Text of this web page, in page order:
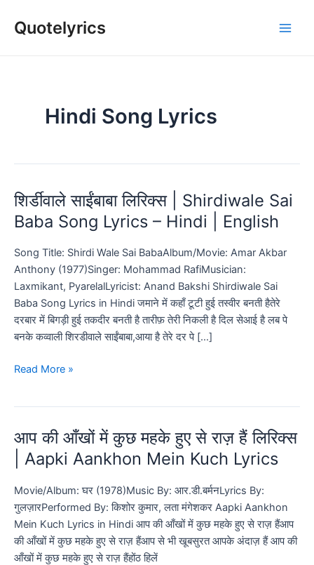
Quotelyrics
Hindi Song Lyrics
शिर्डीवाले साईंबाबा लिरिक्स | Shirdiwale Sai
Baba Song Lyrics – Hindi | English
Song Title: Shirdi Wale Sai BabaAlbum/Movie: Amar Akbar
Anthony (1977)Singer: Mohammad RafiMusician:
Laxmikant, PyarelalLyricist: Anand Bakshi Shirdiwale Sai
Baba Song Lyrics in Hindi जमाने में कहाँ टूटी हुई तस्वीर बनती हैतेरे
दरबार में बिगड़ी हुई तकदीर बनती है तारीफ़ तेरी निकली है दिल सेआई है लब पे
बनके कव्वाली शिरडीवाले साईंबाबा,आया है तेरे दर पे […]
शिर्डीवाले
Shirdiwale
Sai
Baba
Song
Lyrics
–
Hindi
|
Read More »
आप की आँखों में कुछ महके हुए से राज़ हैं लिरिक्स
| Aapki Aankhon Mein Kuch Lyrics
Movie/Album: घर (1978)Music By: आर.डी.बर्मनLyrics By:
गुलज़ारPerformed By: किशोर कुमार, लता मंगेशकर Aapki Aankhon
Mein Kuch Lyrics in Hindi आप की आँखों में कुछ महके हुए से राज़ हैंआप
की आँखों में कुछ महके हुए से राज़ हैंआप से भी खूबसुरत आपके अंदाज़ हैं आप की
आँखों में कुछ महके हुए से राज़ हैंहोंठ हिलें